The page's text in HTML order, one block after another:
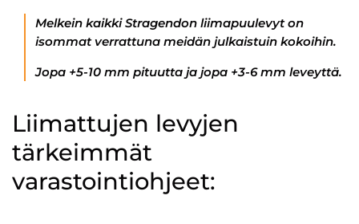
Melkein kaikki Stragendon liimapuulevyt on
isommat verrattuna meidän julkaistuin kokoihin.
Jopa +5-10 mm pituutta ja jopa +3-6 mm leveyttä.
Liimattujen levyjen
tärkeimmät
varastointiohjeet: